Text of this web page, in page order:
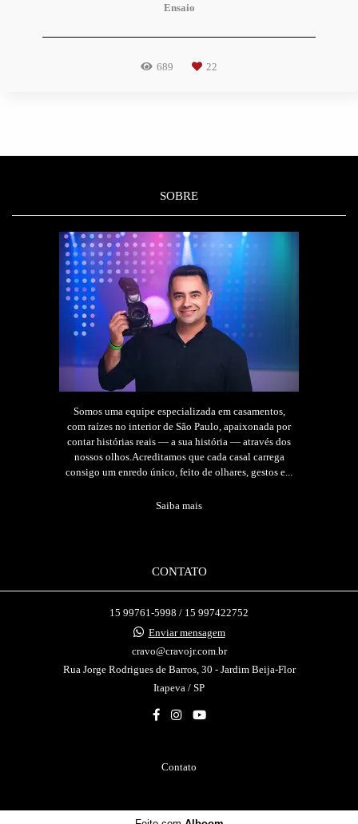
Ensaio
689 22
SOBRE
Somos uma equipe especializada em casamentos,
com raízes no interior de São Paulo, apaixonada por
contar histórias reais — a sua história — através dos
nossos olhos.Acreditamos que cada casal carrega
consigo um enredo único, feito de olhares, gestos e...
Saiba mais
CONTATO
15 99761-5998 / 15 997422752
Enviar mensagem
cravo@cravojr.com.br
Rua Jorge Rodrigues de Barros, 30 - Jardim Beija-Flor
Itapeva / SP
Contato